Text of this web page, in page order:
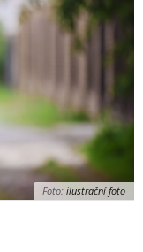
Foto: ilustrační foto